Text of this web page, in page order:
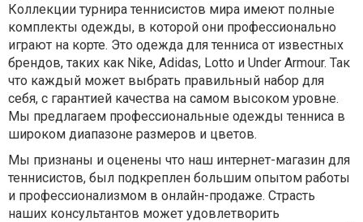
Коллекции турнира теннисистов мира имеют полные
комплекты одежды, в которой они профессионально
играют на корте. Это одежда для тенниса от известных
брендов, таких как Nike, Adidas, Lotto и Under Armour. Так
что каждый может выбрать правильный набор для
себя, с гарантией качества на самом высоком уровне.
Мы предлагаем профессиональные одежды тенниса в
широком диапазоне размеров и цветов.
Мы признаны и оценены что наш интернет-магазин для
теннисистов, был подкреплен большим опытом работы
и профессионализмом в онлайн-продаже. Страсть
наших консультантов может удовлетворить